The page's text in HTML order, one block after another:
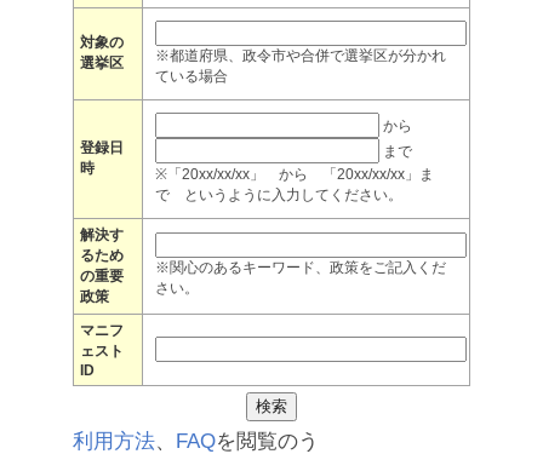
対象の
選挙区
※都道府県、政令市や合併で選挙区が分かれ
ている場合
登録日
時
から
まで
※「20xx/xx/xx」 から 「20xx/xx/xx」ま
で というように入力してください。
解決す
るため
の重要
政策
※関心のあるキーワード、政策をご記入くだ
さい。
マニフ
ェスト
ID
利用方法、 FAQを閲覧のう